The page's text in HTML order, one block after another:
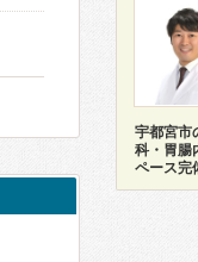
宇都宮市
科・胃腸
ペース完